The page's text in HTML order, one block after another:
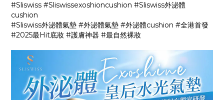
#Sliswiss #Sliswissexoshioncushion #Sliswiss外泌體
cushion
#Sliswiss外泌體氣墊 #外泌體氣墊 #外泌體cushion #全港首發
#2025最Hit底妝 #護膚神器 #最自然裸妝